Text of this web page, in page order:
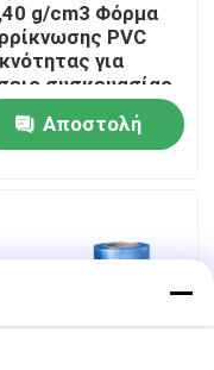
περικαλυμμάτων
g/cm3 Φόρμα
PVC
για
συσκευασίας
Αποστολή